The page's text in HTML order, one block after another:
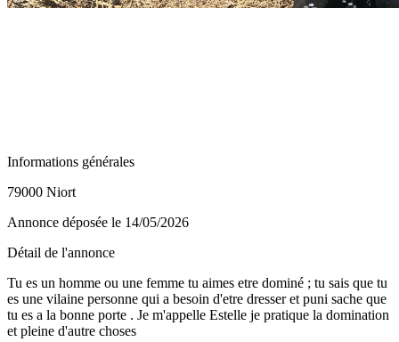
Informations générales
79000 Niort
Annonce déposée le 14/05/2026
Détail de l'annonce
Tu es un homme ou une femme tu aimes etre dominé ; tu sais que tu
es une vilaine personne qui a besoin d'etre dresser et puni sache que
tu es a la bonne porte . Je m'appelle Estelle je pratique la domination
et pleine d'autre choses